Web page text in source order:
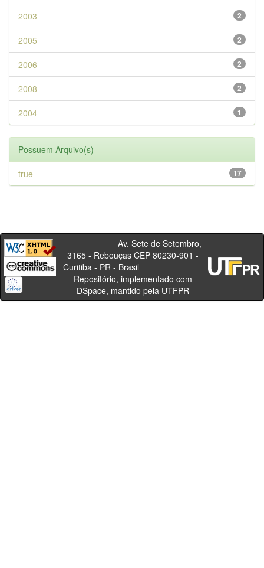
2
2003
2
2005
2
2006
2
2008
1
2004
Possuem Arquivo(s)
17
true
Av. Sete de Setembro,
3165 - Rebouças CEP 80230-901 -
Curitiba - PR - Brasil
Repositório, implementado com
DSpace, mantido pela UTFPR